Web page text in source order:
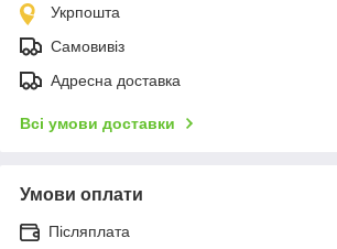
Укрпошта
Самовивіз
Адресна доставка
Всі умови доставки
Умови оплати
Післяплата